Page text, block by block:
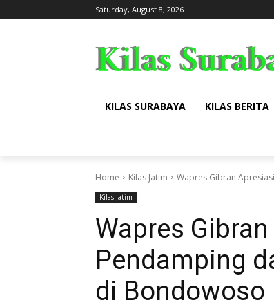
Saturday, August 8, 2026
KILAS SURABAYA KILAS BERITA
Home Kilas Jatim Wapres Gibran
Kilas Jatim
Wapres
Pendamping
di Bondowoso